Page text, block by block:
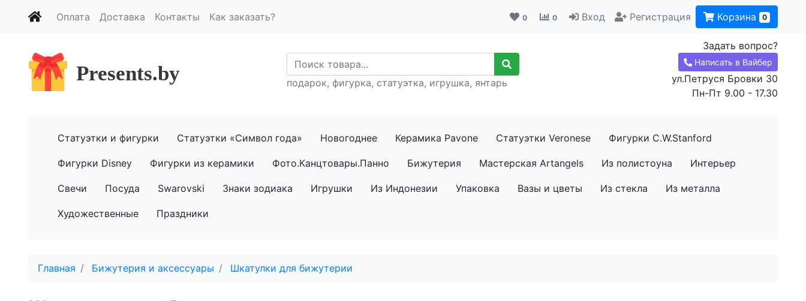
Оплата Доставка Контакты Как заказать? 0 0 Вход Регистрация Корзина 0
Presents.by подарок, фигурка, статуэтка, игрушка, янтарь
Задать вопрос?
Написать в Вайбер
ул.Петруся Бровки 30
Пн-Пт 9.00 - 17.30
Статуэтки и фигурки Статуэтки «Символ года» Новогоднее Керамика Pavone Статуэтки Veronese Фигурки C.W.Stanford
Фигурки Disney Фигурки из керамики Фото.Канцтовары.Панно Бижутерия Мастерская Artangels Из полистоуна Интерьер
Свечи Посуда Swarovski Знаки зодиака Игрушки Из Индонезии Упаковка Вазы и цветы Из стекла Из металла
Художественные Праздники
Главная Бижутерия и аксессуары Шкатулки для бижутерии